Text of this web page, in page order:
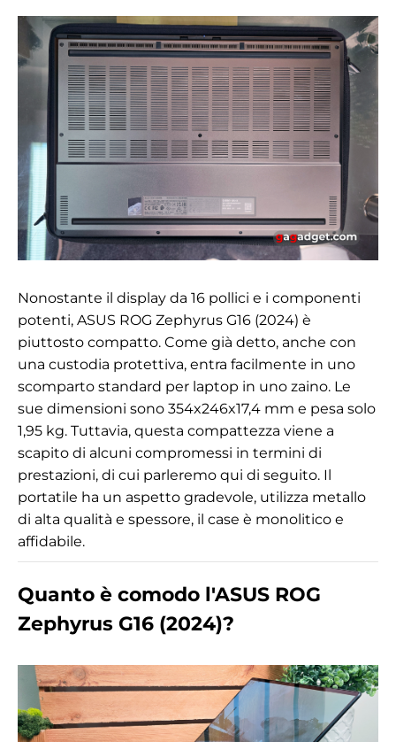
Nonostante il display da 16 pollici e i componenti
potenti, ASUS ROG Zephyrus G16 (2024) è
piuttosto compatto. Come già detto, anche con
una custodia protettiva, entra facilmente in uno
scomparto standard per laptop in uno zaino. Le
sue dimensioni sono 354x246x17,4 mm e pesa solo
1,95 kg. Tuttavia, questa compattezza viene a
scapito di alcuni compromessi in termini di
prestazioni, di cui parleremo qui di seguito. Il
portatile ha un aspetto gradevole, utilizza metallo
di alta qualità e spessore, il case è monolitico e
affidabile.
Quanto è comodo l'ASUS ROG
Zephyrus G16 (2024)?